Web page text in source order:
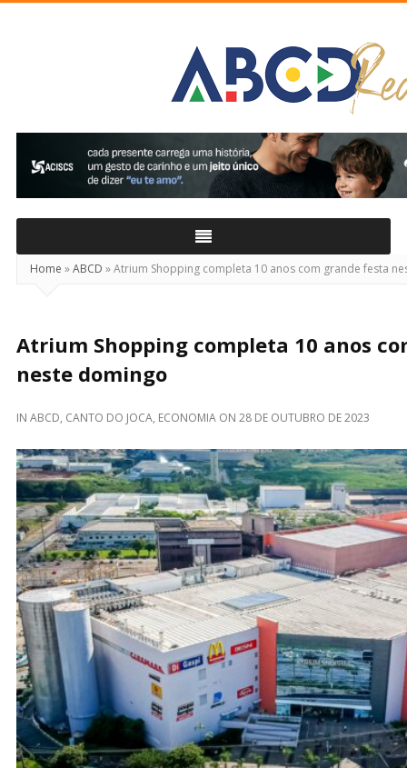
Home »ABCD »Atrium Shopping completa 10 anos com grande festa
Atrium Shopping completa 10 anos
neste domingo
IN ABCD, CANTO DO JOCA, ECONOMIA ON 28 DE OUTUBRO DE 2023